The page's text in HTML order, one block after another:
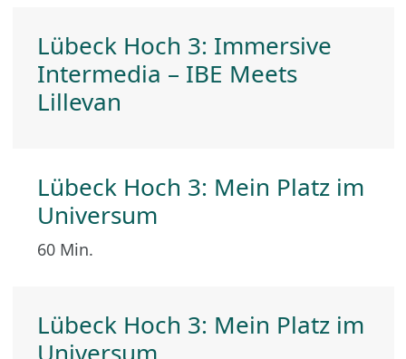
Lübeck Hoch 3: Immersive
Intermedia – IBE Meets
Lillevan
Lübeck Hoch 3: Mein Platz im
Universum
60 Min.
Lübeck Hoch 3: Mein Platz im
Universum